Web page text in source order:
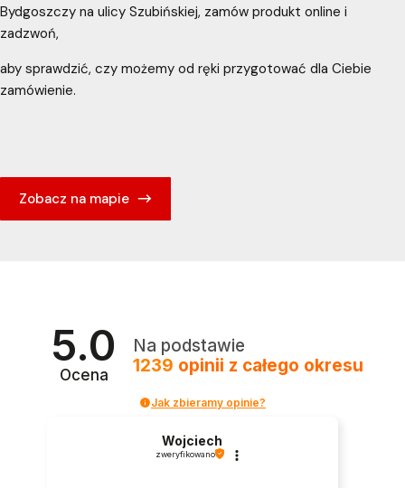
Bydgoszczy na ulicy Szubińskiej, zamów produkt online i
zadzwoń,
aby sprawdzić, czy możemy od ręki przygotować dla Ciebie
zamówienie.
Zobacz na mapie
5.0
Ocena
Na podstawie
1239 opinii z całego okresu
Jak zbieramy opinie?
Wojciech
zweryfikowano